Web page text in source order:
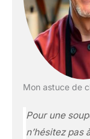
Mon astuce de
Pour une
n’hésitez pas